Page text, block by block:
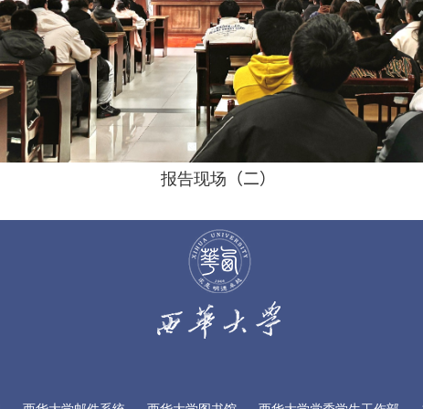
报告现场 （二）